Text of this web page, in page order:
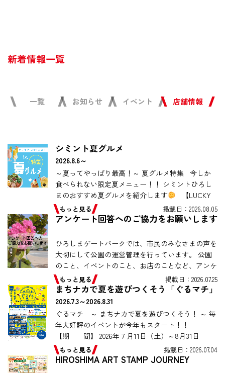
新着情報一覧
一覧 お知らせ イベント 店舗情報
シミント夏グルメ
2026.8.6～
～夏ってやっぱり最高！～ 夏グルメ特集 今しか
食べられない限定夏メニュー！！ シミントひろし
まのおすすめ夏グルメを紹介します
【LUCKY
BAKERY】 ・コーヒーシェイク […]掲載日：2026.08.05
もっと見る
アンケート回答へのご協力をお願いします
ひろしまゲートパークでは、市民のみなさまの声を
大切にして公園の運営管理を行っています。 公園
のこと、イベントのこと、お店のことなど、アンケ
ートにご協力をお願いします。 ★アンケートへの
回答はこちらから★
掲載日：2026.07.25
もっと見る
まちナカで夏を遊びつくそう「ぐるマチ」
2026.7.3～2026.8.31
ぐるマチ ～ まちナカで夏を遊びつくそう！ ～ 毎
年大好評のイベントが今年もスタート！！
【期 間】 2026年７月11日（土）～8月31日
（月） 【内 容】 期間中、ぐるマチ対象13施設
の当日の使用済 […]
掲載日：2026.07.04
もっと見る
HIROSHIMA ART STAMP JOURNEY